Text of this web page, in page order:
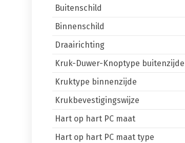
Buitenschild
Binnenschild
Draairichting
Kruk-Duwer-Knoptype buitenzijde
Kruktype binnenzijde
Krukbevestigingswijze
Hart op hart PC maat
Hart op hart PC maat type